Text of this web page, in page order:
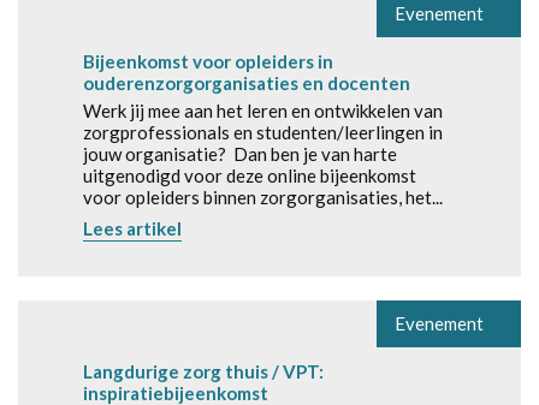
Evenement
Bijeenkomst voor opleiders in
ouderenzorgorganisaties en docenten
Werk jij mee aan het leren en ontwikkelen van
zorgprofessionals en studenten/leerlingen in
jouw organisatie? Dan ben je van harte
uitgenodigd voor deze online bijeenkomst
voor opleiders binnen zorgorganisaties, het...
Lees artikel
Evenement
Langdurige zorg thuis / VPT:
inspiratiebijeenkomst